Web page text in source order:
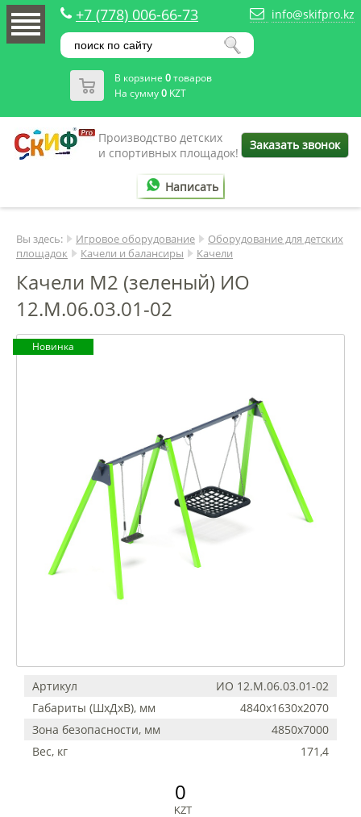
+7 (778) 006-66-73 info@skifpro.kz
В корзине 0товаров
На сумму0 KZT
Производство детских
и спортивных площадок!
Заказать звонок
Написать
Вы здесь: Игровое оборудование
Оборудование для детских
площадок
Качели и балансиры Качели
Качели М2 (зеленый) ИО
12.М.06.03.01-02
Новинка
Артикул
ИО 12.М.06.03.01-02
Габариты (ШхДхВ), мм
4840х1630х2070
Зона безопасности, мм
4850х7000
Вес, кг
171,4
0
KZT